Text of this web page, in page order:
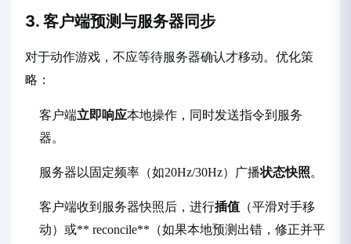
3. 客户端预测与服务器同步
对于动作游戏，不应等待服务器确认才移动。优化策
略：
客户端立即响应本地操作，同时发送指令到服务
器。
服务器以固定频率（如20Hz/30Hz）广播状态快照。
客户端收到服务器快照后，进行插值 （平滑对手移
动）或** reconcile**（如果本地预测出错，修正并平